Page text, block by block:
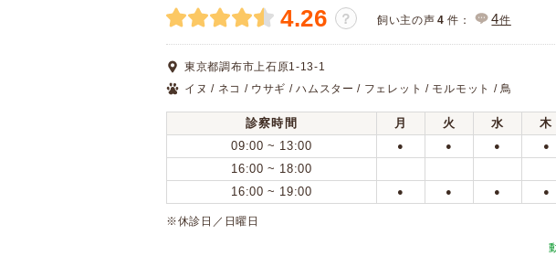
4.26 ？ 飼い主の声 4 件： 4件
東京都調布市上石原1-13-1
イヌ / ネコ / ウサギ / ハムスター / フェレット / モルモット / 鳥
診察時間 月 火 水 木
09:00 ~ 13:00
● ● ● ●
16:00 ~ 18:00
16:00 ~ 19:00 ● ● ● ●
※休診日／日曜日